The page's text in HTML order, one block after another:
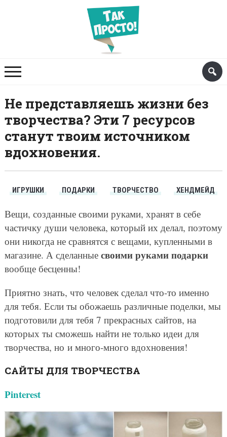
Не представляешь жизни без
творчества? Эти 7 ресурсов
станут твоим источником
вдохновения.
ИГРУШКИ ПОДАРКИ ТВОРЧЕСТВО ХЕНДМЕЙД
Вещи, созданные своими руками, хранят в себе
частичку души человека, который их делал, поэтому
они никогда не сравнятся с вещами, купленными в
магазине. А сделанные своими руками подарки
вообще бесценны!
Приятно знать, что человек сделал что-то именно
для тебя. Если ты обожаешь различные поделки, мы
подготовили для тебя 7 прекрасных сайтов, на
которых ты сможешь найти не только идеи для
творчества, но и много-много вдохновения!
САЙТЫ ДЛЯ ТВОРЧЕСТВА
Рinterest